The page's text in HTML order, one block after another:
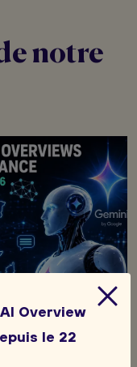
notre
Overview
le 22